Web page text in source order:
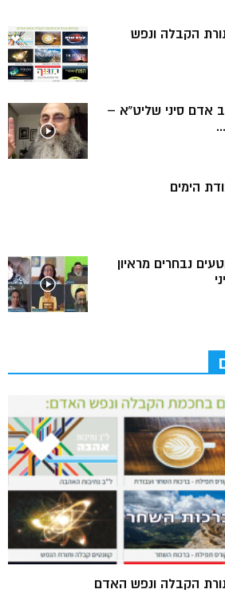
הקבלה ונפש
אדם סיני שליט”א –
הימים
נבחרים מראיון
הקבלה ונפש האדם